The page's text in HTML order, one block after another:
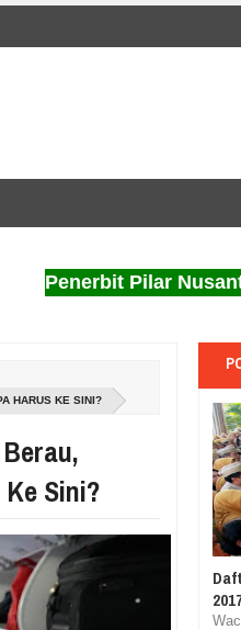
Pilar Nusantara
HARUS KE SINI?
Sini?